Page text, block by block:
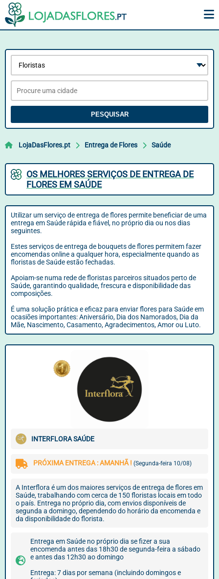
PESQUISAR
LojaDasFlores.pt Entrega de Flores Saúde
OS MELHORES SERVIÇOS DE ENTREGA DE
FLORES EM SAÚDE
Utilizar um serviço de entrega de flores permite beneficiar de uma
entrega em Saúde rápida e fiável, no próprio dia ou nos dias
seguintes.
Estes serviços de entrega de bouquets de flores permitem fazer
encomendas online a qualquer hora, especialmente quando as
floristas de Saúde estão fechadas.
Apoiam-se numa rede de floristas parceiros situados perto de
Saúde, garantindo qualidade, frescura e disponibilidade das
composições.
É uma solução prática e eficaz para enviar flores para Saúde em
ocasiões importantes: Aniversário, Dia dos Namorados, Dia da
Mãe, Nascimento, Casamento, Agradecimentos, Amor ou Luto.
INTERFLORA SAÚDE
PRÓXIMA ENTREGA : AMANHÃ ! (Segunda-feira 10/08)
A Interflora é um dos maiores serviços de entrega de flores em
Saúde, trabalhando com cerca de 150 floristas locais em todo
o país. Entrega no próprio dia, com envios disponíveis de
segunda a domingo, dependendo do horário da encomenda e
da disponibilidade do florista.
Entrega em Saúde no próprio dia se fizer a sua
encomenda antes das 18h30 de segunda-feira a sábado
e antes das 12h30 ao domingo
Entrega: 7 dias por semana (incluindo domingos e